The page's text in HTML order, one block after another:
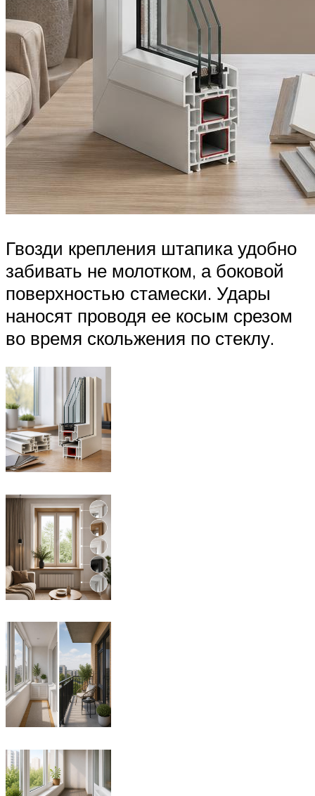
Гвозди крепления штапика удобно
забивать не молотком, а боковой
поверхностью стамески. Удары
наносят проводя ее косым срезом
во время скольжения по стеклу.